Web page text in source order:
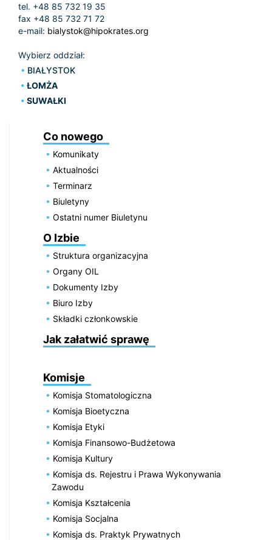
tel. +48 85 732 19 35
fax +48 85 732 71 72
e-mail: bialystok@hipokrates.org
Wybierz oddział:
BIAŁYSTOK
ŁOMŻA
SUWAŁKI
Co nowego
Komunikaty
Aktualności
Terminarz
Biuletyny
Ostatni numer Biuletynu
O Izbie
Struktura organizacyjna
Organy OIL
Dokumenty Izby
Biuro Izby
Składki członkowskie
Jak załatwić sprawę
Komisje
Komisja Stomatologiczna
Komisja Bioetyczna
Komisja Etyki
Komisja Finansowo-Budżetowa
Komisja Kultury
Komisja ds. Rejestru i Prawa Wykonywania
Zawodu
Komisja Kształcenia
Komisja Socjalna
Komisja ds. Praktyk Prywatnych